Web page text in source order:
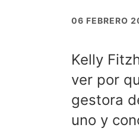
06 FEBRERO
Kelly
ver por
gestora
uno y